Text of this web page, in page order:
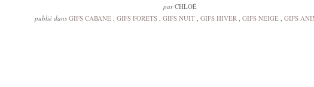
parCHLOÉ
publié dans GIFS CABANE, GIFS FORETS, GIFS NUIT, GIFS HIVER, GIFS NEIGE, GIFS